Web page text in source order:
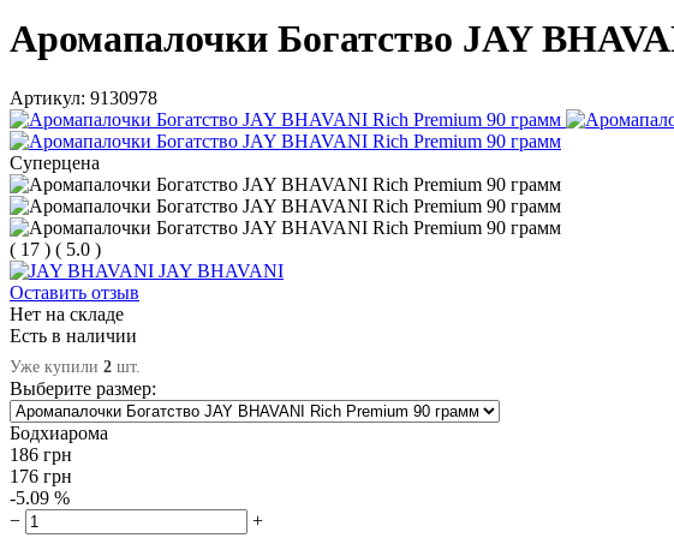
Аромапалочки Богатство JAY
Артикул: 9130978
Суперцена
( 17 ) ( 5.0 )
JAY BHAVANI
Оставить отзыв
Нет на складе
Есть в наличии
Уже купили 2 шт.
Выберите размер:
Бодхиарома
186 грн
176 грн
-5.09 %
−
+